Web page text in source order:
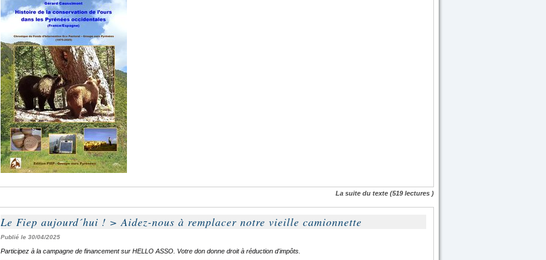
La suite du texte(519 lectures )
Le Fiep aujourd´hui ! >Aidez-nous à remplacer notre vieille camionnette
Publié le 30/04/2025
Participez à la campagne de financement sur HELLO ASSO. Votre don donne droit à réduction d'impôts.